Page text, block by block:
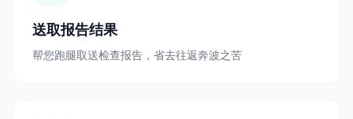
送取报告结果
帮您跑腿取送检查报告，省去往返奔波之苦